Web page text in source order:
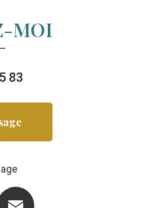
MOI
83